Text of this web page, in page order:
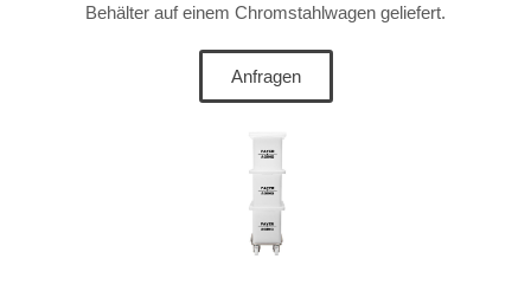
Behälter auf einem Chromstahlwagen geliefert.
Anfragen